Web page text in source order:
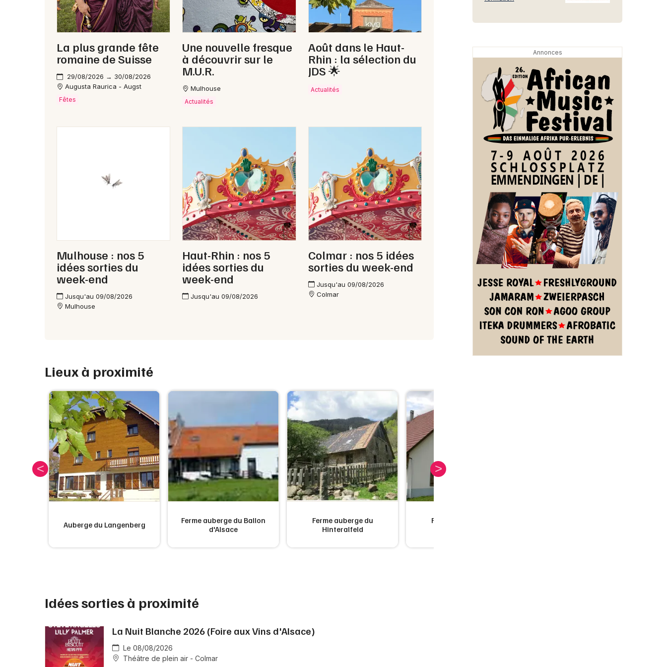
La plus grande fête
romaine de Suisse
29/08/2026 → 30/08/2026
Augusta Raurica - Augst
Fêtes
Une nouvelle fresque
à découvrir sur le
M.U.R.
Mulhouse
Actualités
Août dans le Haut-
Rhin : la sélection du
JDS 🌟
Actualités
Mulhouse : nos 5
idées sorties du
week-end
Jusqu'au 09/08/2026
Mulhouse
Haut-Rhin : nos 5
idées sorties du
week-end
Jusqu'au 09/08/2026
Colmar : nos 5 idées
sorties du week-end
Jusqu'au 09/08/2026
Colmar
Lieux à proximité
Auberge du Langenberg
Ferme auberge du Ballon
d'Alsace
Ferme auberge du
Hinteralfeld
Ferme auberge du
Idées sorties à proximité
La Nuit Blanche 2026 (Foire aux Vins d'Alsace)
Le 08/08/2026
Théâtre de plein air - Colmar